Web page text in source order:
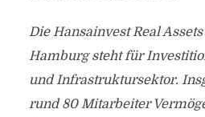
Die Hansainvest Real
Hamburg steht für
und Infrastruktursektor.
rund 80 Mitarbeiter